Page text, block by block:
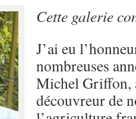
Cette galerie
J’ai eu
nombreuses
Michel Griffon,
découvreur de